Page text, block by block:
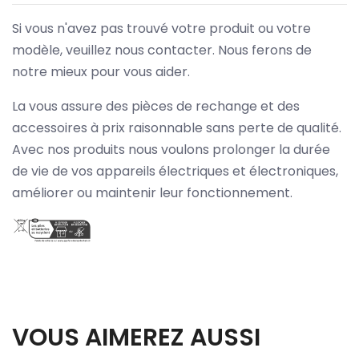
Si vous n'avez pas trouvé votre produit ou votre
modèle, veuillez nous contacter. Nous ferons de
notre mieux pour vous aider.
La vous assure des pièces de rechange et des
accessoires à prix raisonnable sans perte de qualité.
Avec nos produits nous voulons prolonger la durée
de vie de vos appareils électriques et électroniques,
améliorer ou maintenir leur fonctionnement.
VOUS AIMEREZ AUSSI